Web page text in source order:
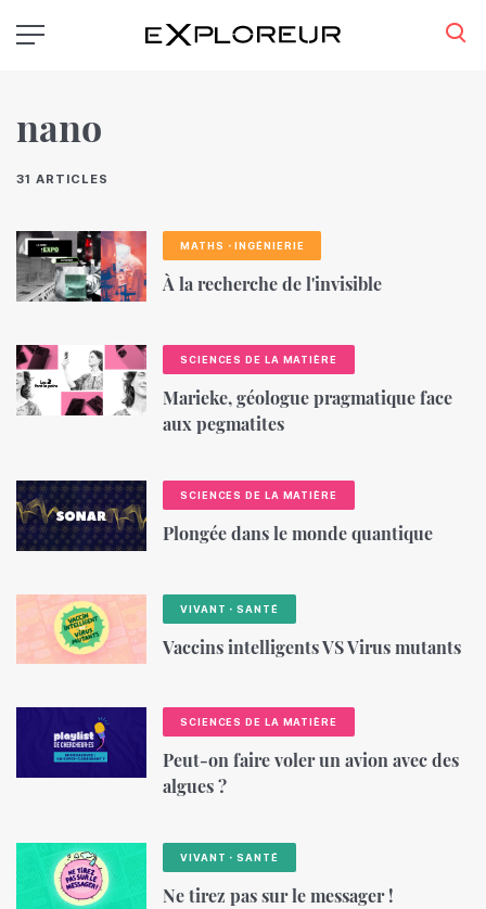
au
nano
31 ARTICLES
MATHS・INGÉNIERIE
À la recherche de l'invisible
SCIENCES DE LA MATIÈRE
Marieke, géologue pragmatique face
aux pegmatites
SCIENCES DE LA MATIÈRE
Plongée dans le monde quantique
VIVANT・SANTÉ
Vaccins intelligents VS Virus mutants
SCIENCES DE LA MATIÈRE
Peut-on faire voler un avion avec des
algues ?
VIVANT・SANTÉ
Ne tirez pas sur le messager !